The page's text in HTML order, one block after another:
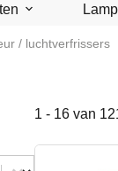
/ luchtverfrissers
1 - 16 van